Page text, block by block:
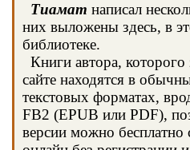
Тиамат написал
них выложены здесь, в
библиотеке.
Книги автора,
сайте находятся в
текстовых форматах,
FB2 (EPUB или PDF),
версии можно бесплатно